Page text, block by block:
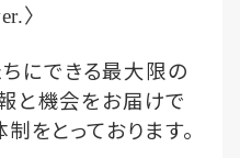
〉
ちにできる最大限の
と機会をお届けで
をとっております。